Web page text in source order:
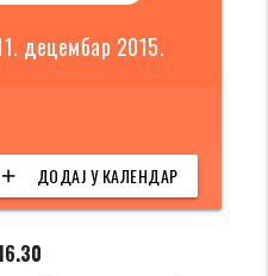
децембар 2015.
add ДОДАЈ У КАЛЕНДАР